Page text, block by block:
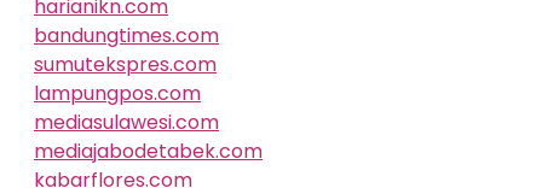
harianikn.com
bandungtimes.com
sumutekspres.com
lampungpos.com
mediasulawesi.com
mediajabodetabek.com
kabarflores.com